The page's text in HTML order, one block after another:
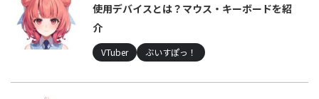
使用デバイスとは？マウス・キーボードを紹
介
VTuber ぶいすぽっ！